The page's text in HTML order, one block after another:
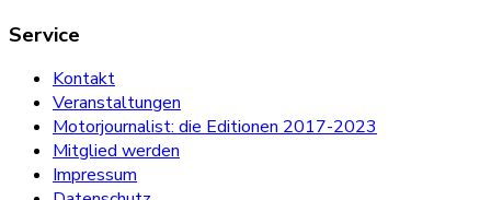
Service
Kontakt
Veranstaltungen
Motorjournalist: die Editionen 2017-2023
Mitglied werden
Impressum